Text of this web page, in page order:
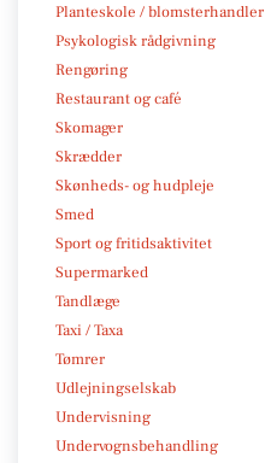
Planteskole / blomsterhandler
Psykologisk rådgivning
Rengøring
Restaurant og café
Skomager
Skrædder
Skønheds- og hudpleje
Smed
Sport og fritidsaktivitet
Supermarked
Tandlæge
Taxi / Taxa
Tømrer
Udlejningselskab
Undervisning
Undervognsbehandling